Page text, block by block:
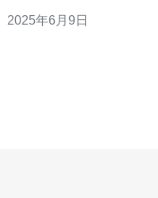
务器以其稳定可靠的性能和服务
2025年6月9日